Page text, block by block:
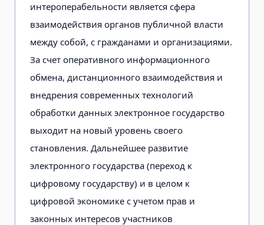
интероперабельности является сфера
взаимодействия органов публичной власти
между собой, с гражданами и организациями.
За счет оперативного информационного
обмена, дистанционного взаимодействия и
внедрения современных технологий
обработки данных электронное государство
выходит на новый уровень своего
становления. Дальнейшее развитие
электронного государства (переход к
цифровому государству) и в целом к
цифровой экономике с учетом прав и
законных интересов участников